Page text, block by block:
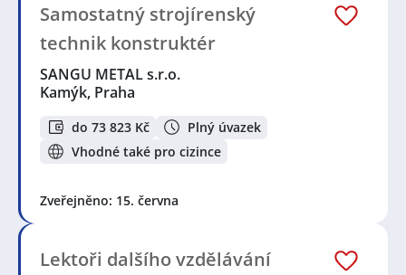
Samostatný strojírenský
technik konstruktér
SANGU METAL s.r.o.
Kamýk, Praha
do 73 823 Kč
Plný úvazek
Vhodné také pro cizince
Zveřejněno: 15. června
Lektoři dalšího vzdělávání